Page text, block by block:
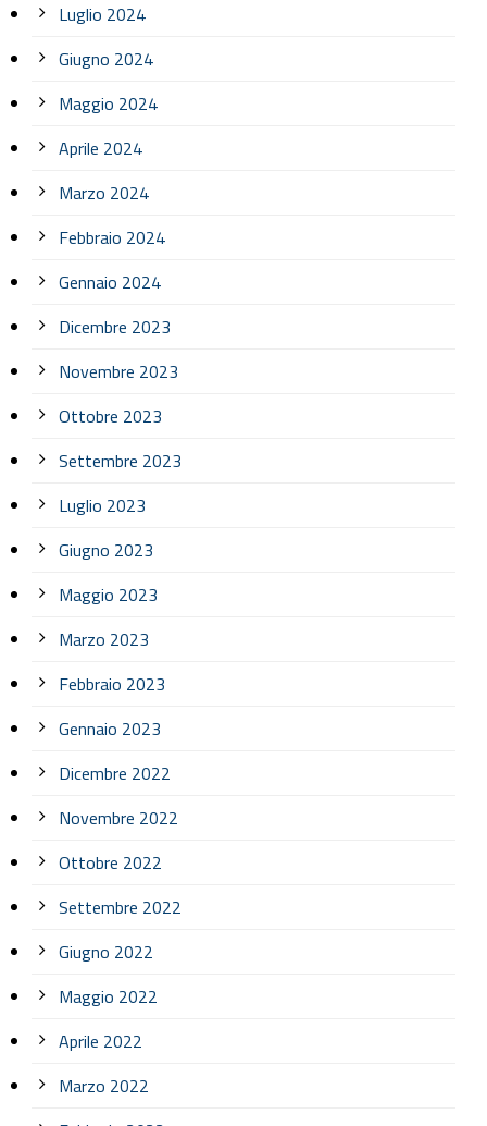
Luglio 2024
Giugno 2024
Maggio 2024
Aprile 2024
Marzo 2024
Febbraio 2024
Gennaio 2024
Dicembre 2023
Novembre 2023
Ottobre 2023
Settembre 2023
Luglio 2023
Giugno 2023
Maggio 2023
Marzo 2023
Febbraio 2023
Gennaio 2023
Dicembre 2022
Novembre 2022
Ottobre 2022
Settembre 2022
Giugno 2022
Maggio 2022
Aprile 2022
Marzo 2022